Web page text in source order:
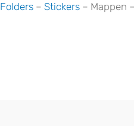
Folders – Stickers – Mappen –